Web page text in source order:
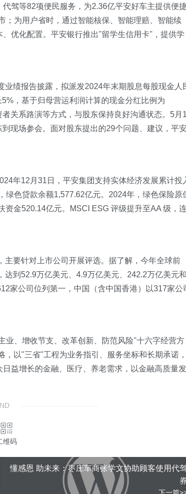
驾等82项便民服务，为2.36亿平安好车主提供便捷
；为用户省时，通过智能核保、智能理赔、智能续
优化配置。平安银行推出"留学生信用卡"，提供学
业绩报告披露，拟派发2024年末期股息每股现金人
，基于归母营运利润计算的现金分红比例为
关系路演等方式，与股东保持良好沟通状态。5月
现场参会。面对股东提出的29个问题、建议，平
年12月31日，平安集团支持实体经济发展累计投
绿色贷款余额1,577.62亿元。2024年，绿色保险原
金520.14亿元。MSCI ESG 评级提升至AA 级，
主要针对上市公司开展评选。据了解，今年全球前
到52.9万亿美元、4.9万亿美元、242.2万亿美元和
家公司位列第一，中国（含中国香港）以317家公
业、增收节支、改革创新、防范风险"十六字经营方
以"三省"工程为业务指引、服务坐标和长期承诺，
益增长的金融、医疗、养老需求，以金融高质量发
维码
懂感恩 助未来：枣庄车商张学文协助顾客使用代